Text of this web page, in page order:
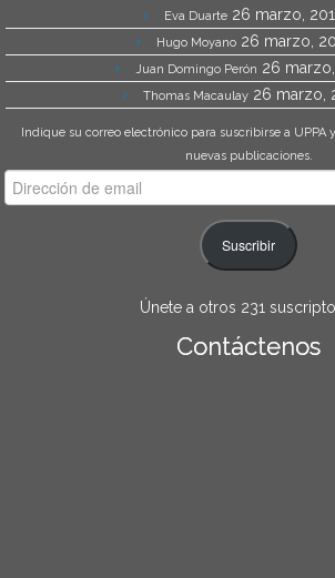
Eva Duarte 26 marzo,
Hugo Moyano 26 marzo,
Juan Domingo Perón 26
Thomas Macaulay 26 marzo,
Indique su correo electrónico para suscribirse a UPPA
nuevas publicaciones.
Dirección
de
Suscribir
Únete a otros 231
Contáctenos